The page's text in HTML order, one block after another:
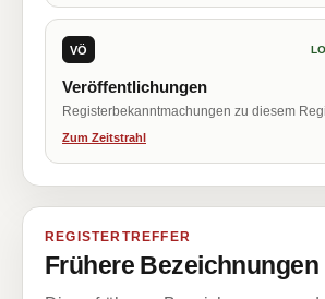
VÖ
Veröffentlichungen
Registerbekanntmachungen zu diesem
Zum Zeitstrahl
REGISTERTREFFER
Frühere Bezeichnungen